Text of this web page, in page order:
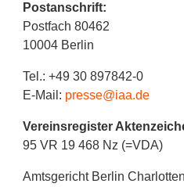
Postanschrift:
Postfach 80462
10004 Berlin
Tel.: +49 30 897842-0
E-Mail: presse@iaa.de
Vereinsregister
95 VR 19 468 Nz (=VDA)
Amtsgericht Berlin